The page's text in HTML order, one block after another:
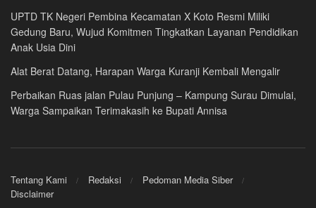
UPTD TK Negeri Pembina Kecamatan X Koto Resmi Miliki
Gedung Baru, Wujud Komitmen Tingkatkan Layanan Pendidikan
Anak Usia Dini
Alat Berat Datang, Harapan Warga Kuranji Kembali Mengalir
Perbaikan Ruas jalan Pulau Punjung – Kampung Surau Dimulai,
Warga Sampaikan Terimakasih ke Bupati Annisa
Tentang Kami Redaksi
Pedoman Media Siber
Disclaimer